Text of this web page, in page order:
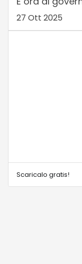
27 Ott 2025
Scaricalo gratis!